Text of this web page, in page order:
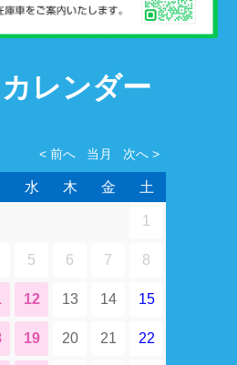
レンダー
水 木 金 土
1
5 6 7 8
12 13 14 15
19 20 21 22